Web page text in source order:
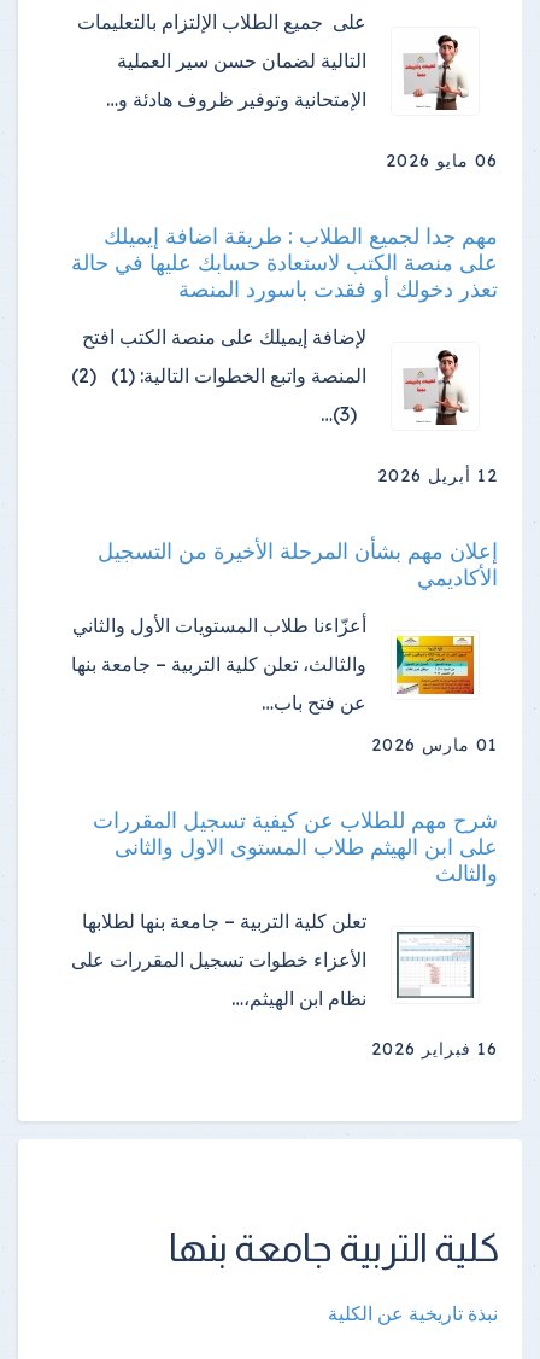
على جميع الطلاب الإلتزام بالتعليمات
التالية لضمان حسن سير العملية
الإمتحانية وتوفير ظروف هادئة و…
06 مايو 2026
مهم جدا لجميع الطلاب : طريقة اضافة إيميلك
على منصة الكتب لاستعادة حسابك عليها في حالة
تعذر دخولك أو فقدت باسورد المنصة
لإضافة إيميلك على منصة الكتب افتح
المنصة واتبع الخطوات التالية: (1) (2)
(3)…
12 أبريل 2026
إعلان مهم بشأن المرحلة الأخيرة من التسجيل
الأكاديمي
أعزّاءنا طلاب المستويات الأول والثاني
والثالث، تعلن كلية التربية – جامعة بنها
عن فتح باب…
01 مارس 2026
شرح مهم للطلاب عن كيفية تسجيل المقررات
على ابن الهيثم طلاب المستوى الاول والثانى
والثالث
تعلن كلية التربية – جامعة بنها لطلابها
الأعزاء خطوات تسجيل المقررات على
نظام ابن الهيثم،…
16 فبراير 2026
كلية التربية جامعة بنها
نبذة تاريخية عن الكلية